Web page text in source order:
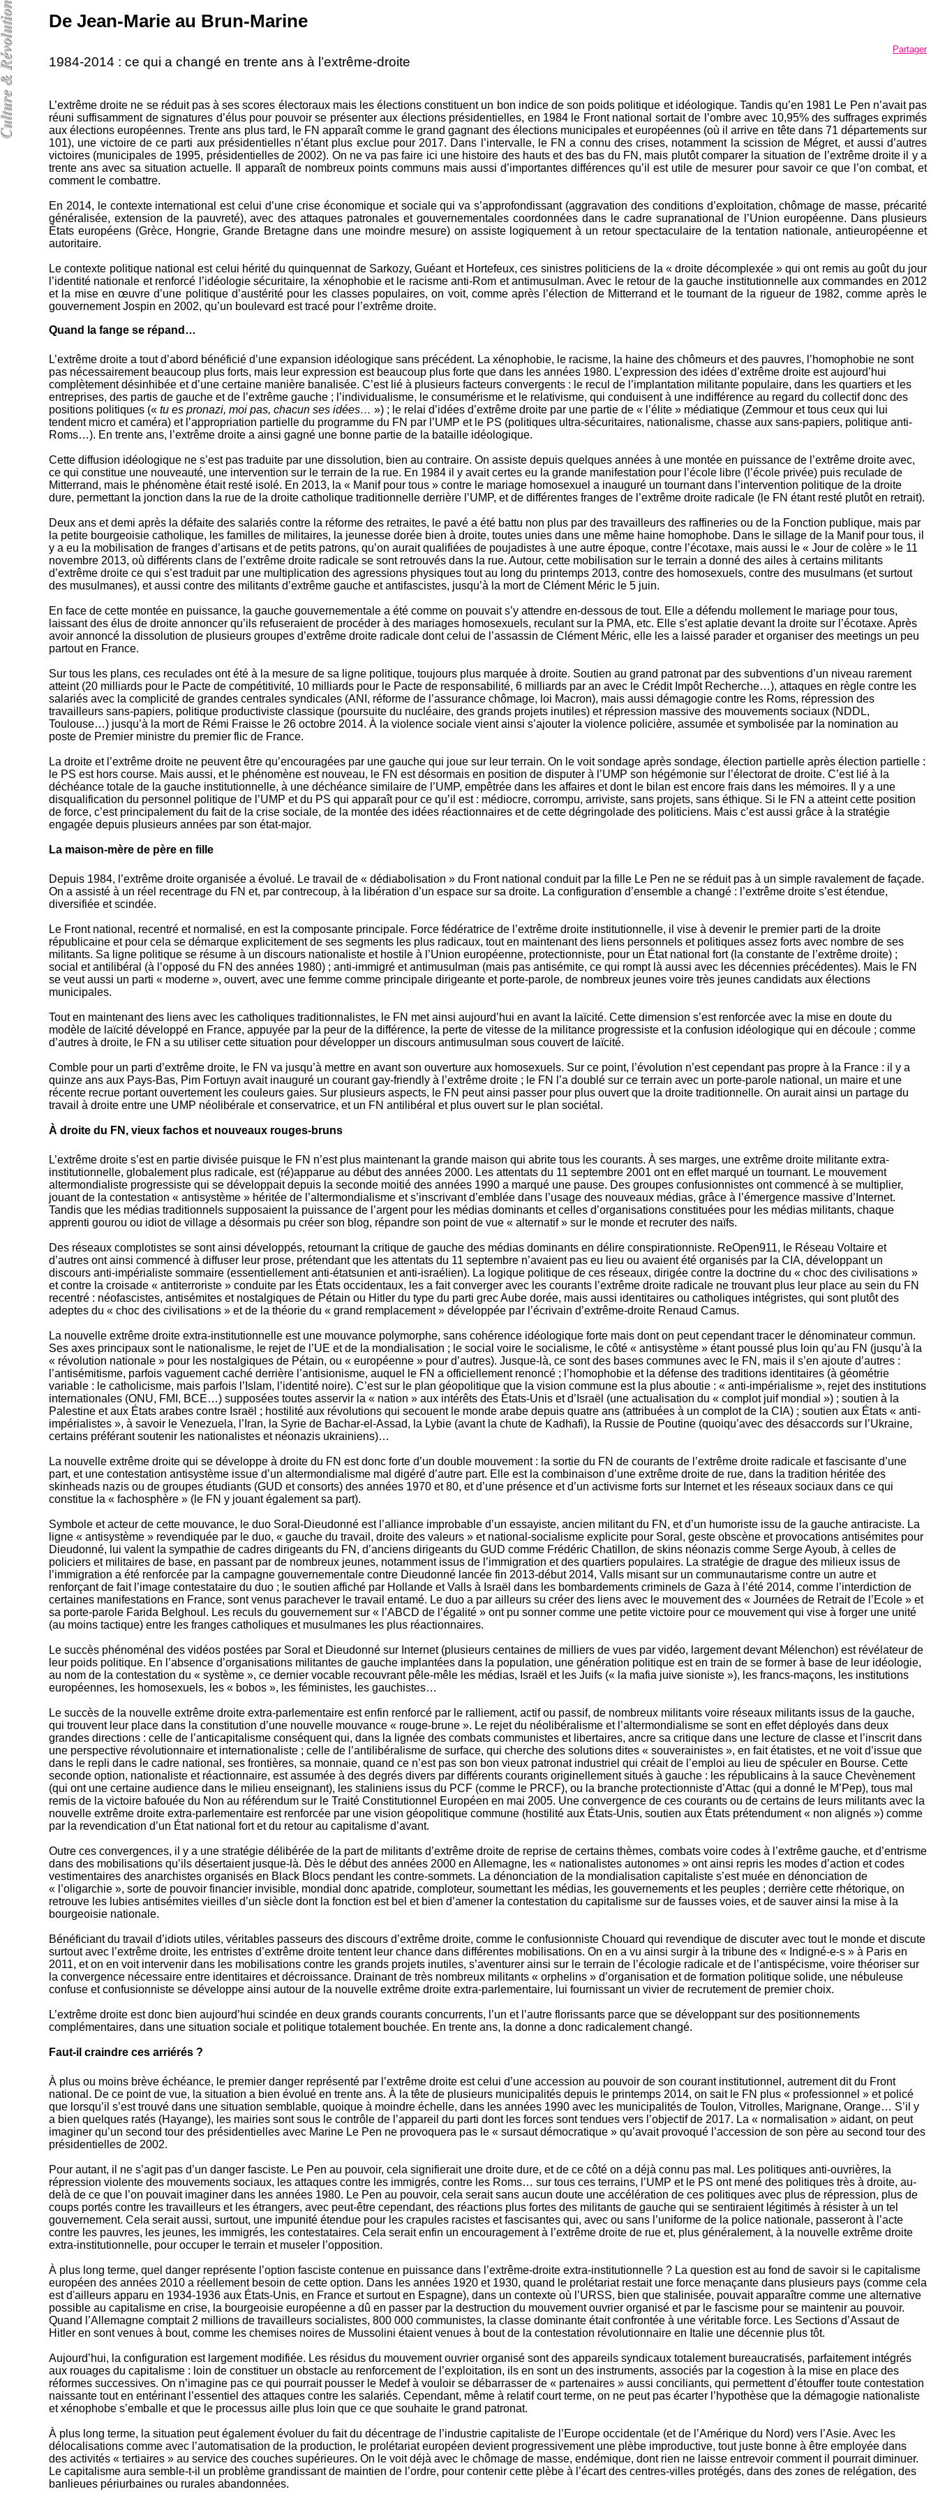
De Jean-Marie au Brun-Marine
Partager
1984-2014 : ce qui a changé en trente ans à l’extrême-droite
L’extrême droite ne se réduit pas à ses scores électoraux mais les élections constituent un bon indice de son poids politique et idéologique. Tandis qu’en 1981 Le Pen n’avait pas
réuni suffisamment de signatures d’élus pour pouvoir se présenter aux élections présidentielles, en 1984 le Front national sortait de l’ombre avec 10,95% des suffrages exprimés
aux élections européennes. Trente ans plus tard, le FN apparaît comme le grand gagnant des élections municipales et européennes (où il arrive en tête dans 71 départements sur
101), une victoire de ce parti aux présidentielles n’étant plus exclue pour 2017. Dans l’intervalle, le FN a connu des crises, notamment la scission de Mégret, et aussi d’autres
victoires (municipales de 1995, présidentielles de 2002). On ne va pas faire ici une histoire des hauts et des bas du FN, mais plutôt comparer la situation de l’extrême droite il y a
trente ans avec sa situation actuelle. Il apparaît de nombreux points communs mais aussi d’importantes différences qu’il est utile de mesurer pour savoir ce que l’on combat, et
comment le combattre.
En 2014, le contexte international est celui d’une crise économique et sociale qui va s’approfondissant (aggravation des conditions d’exploitation, chômage de masse, précarité
généralisée, extension de la pauvreté), avec des attaques patronales et gouvernementales coordonnées dans le cadre supranational de l’Union européenne. Dans plusieurs
États européens (Grèce, Hongrie, Grande Bretagne dans une moindre mesure) on assiste logiquement à un retour spectaculaire de la tentation nationale, antieuropéenne et
autoritaire.
Le contexte politique national est celui hérité du quinquennat de Sarkozy, Guéant et Hortefeux, ces sinistres politiciens de la « droite décomplexée » qui ont remis au goût du jour
l’identité nationale et renforcé l’idéologie sécuritaire, la xénophobie et le racisme anti-Rom et antimusulman. Avec le retour de la gauche institutionnelle aux commandes en 2012
et la mise en œuvre d’une politique d’austérité pour les classes populaires, on voit, comme après l’élection de Mitterrand et le tournant de la rigueur de 1982, comme après le
gouvernement Jospin en 2002, qu’un boulevard est tracé pour l’extrême droite.
Quand la fange se répand…
L’extrême droite a tout d’abord bénéficié d’une expansion idéologique sans précédent. La xénophobie, le racisme, la haine des chômeurs et des pauvres, l’homophobie ne sont
pas nécessairement beaucoup plus forts, mais leur expression est beaucoup plus forte que dans les années 1980. L’expression des idées d’extrême droite est aujourd’hui
complètement désinhibée et d’une certaine manière banalisée. C’est lié à plusieurs facteurs convergents : le recul de l’implantation militante populaire, dans les quartiers et les
entreprises, des partis de gauche et de l’extrême gauche ; l’individualisme, le consumérisme et le relativisme, qui conduisent à une indifférence au regard du collectif donc des
positions politiques (« tu es pronazi, moi pas, chacun ses idées… ») ; le relai d’idées d’extrême droite par une partie de « l’élite » médiatique (Zemmour et tous ceux qui lui
tendent micro et caméra) et l’appropriation partielle du programme du FN par l’UMP et le PS (politiques ultra-sécuritaires, nationalisme, chasse aux sans-papiers, politique anti-
Roms…). En trente ans, l’extrême droite a ainsi gagné une bonne partie de la bataille idéologique.
Cette diffusion idéologique ne s’est pas traduite par une dissolution, bien au contraire. On assiste depuis quelques années à une montée en puissance de l’extrême droite avec,
ce qui constitue une nouveauté, une intervention sur le terrain de la rue. En 1984 il y avait certes eu la grande manifestation pour l’école libre (l’école privée) puis reculade de
Mitterrand, mais le phénomène était resté isolé. En 2013, la « Manif pour tous » contre le mariage homosexuel a inauguré un tournant dans l’intervention politique de la droite
dure, permettant la jonction dans la rue de la droite catholique traditionnelle derrière l’UMP, et de différentes franges de l’extrême droite radicale (le FN étant resté plutôt en retrait).
Deux ans et demi après la défaite des salariés contre la réforme des retraites, le pavé a été battu non plus par des travailleurs des raffineries ou de la Fonction publique, mais par
la petite bourgeoisie catholique, les familles de militaires, la jeunesse dorée bien à droite, toutes unies dans une même haine homophobe. Dans le sillage de la Manif pour tous, il
y a eu la mobilisation de franges d’artisans et de petits patrons, qu’on aurait qualifiées de poujadistes à une autre époque, contre l’écotaxe, mais aussi le « Jour de colère » le 11
novembre 2013, où différents clans de l’extrême droite radicale se sont retrouvés dans la rue. Autour, cette mobilisation sur le terrain a donné des ailes à certains militants
d’extrême droite ce qui s’est traduit par une multiplication des agressions physiques tout au long du printemps 2013, contre des homosexuels, contre des musulmans (et surtout
des musulmanes), et aussi contre des militants d’extrême gauche et antifascistes, jusqu’à la mort de Clément Méric le 5 juin.
En face de cette montée en puissance, la gauche gouvernementale a été comme on pouvait s’y attendre en-dessous de tout. Elle a défendu mollement le mariage pour tous,
laissant des élus de droite annoncer qu’ils refuseraient de procéder à des mariages homosexuels, reculant sur la PMA, etc. Elle s’est aplatie devant la droite sur l’écotaxe. Après
avoir annoncé la dissolution de plusieurs groupes d’extrême droite radicale dont celui de l’assassin de Clément Méric, elle les a laissé parader et organiser des meetings un peu
partout en France.
Sur tous les plans, ces reculades ont été à la mesure de sa ligne politique, toujours plus marquée à droite. Soutien au grand patronat par des subventions d’un niveau rarement
atteint (20 milliards pour le Pacte de compétitivité, 10 milliards pour le Pacte de responsabilité, 6 milliards par an avec le Crédit Impôt Recherche…), attaques en règle contre les
salariés avec la complicité de grandes centrales syndicales (ANI, réforme de l’assurance chômage, loi Macron), mais aussi démagogie contre les Roms, répression des
travailleurs sans-papiers, politique productiviste classique (poursuite du nucléaire, des grands projets inutiles) et répression massive des mouvements sociaux (NDDL,
Toulouse…) jusqu’à la mort de Rémi Fraisse le 26 octobre 2014. À la violence sociale vient ainsi s’ajouter la violence policière, assumée et symbolisée par la nomination au
poste de Premier ministre du premier flic de France.
La droite et l’extrême droite ne peuvent être qu’encouragées par une gauche qui joue sur leur terrain. On le voit sondage après sondage, élection partielle après élection partielle :
le PS est hors course. Mais aussi, et le phénomène est nouveau, le FN est désormais en position de disputer à l’UMP son hégémonie sur l’électorat de droite. C’est lié à la
déchéance totale de la gauche institutionnelle, à une déchéance similaire de l’UMP, empêtrée dans les affaires et dont le bilan est encore frais dans les mémoires. Il y a une
disqualification du personnel politique de l’UMP et du PS qui apparaît pour ce qu’il est : médiocre, corrompu, arriviste, sans projets, sans éthique. Si le FN a atteint cette position
de force, c’est principalement du fait de la crise sociale, de la montée des idées réactionnaires et de cette dégringolade des politiciens. Mais c’est aussi grâce à la stratégie
engagée depuis plusieurs années par son état-major.
La maison-mère de père en fille
Depuis 1984, l’extrême droite organisée a évolué. Le travail de « dédiabolisation » du Front national conduit par la fille Le Pen ne se réduit pas à un simple ravalement de façade.
On a assisté à un réel recentrage du FN et, par contrecoup, à la libération d’un espace sur sa droite. La configuration d’ensemble a changé : l’extrême droite s’est étendue,
diversifiée et scindée.
Le Front national, recentré et normalisé, en est la composante principale. Force fédératrice de l’extrême droite institutionnelle, il vise à devenir le premier parti de la droite
républicaine et pour cela se démarque explicitement de ses segments les plus radicaux, tout en maintenant des liens personnels et politiques assez forts avec nombre de ses
militants. Sa ligne politique se résume à un discours nationaliste et hostile à l’Union européenne, protectionniste, pour un État national fort (la constante de l’extrême droite) ;
social et antilibéral (à l’opposé du FN des années 1980) ; anti-immigré et antimusulman (mais pas antisémite, ce qui rompt là aussi avec les décennies précédentes). Mais le FN
se veut aussi un parti « moderne », ouvert, avec une femme comme principale dirigeante et porte-parole, de nombreux jeunes voire très jeunes candidats aux élections
municipales.
Tout en maintenant des liens avec les catholiques traditionnalistes, le FN met ainsi aujourd’hui en avant la laïcité. Cette dimension s’est renforcée avec la mise en doute du
modèle de laïcité développé en France, appuyée par la peur de la différence, la perte de vitesse de la militance progressiste et la confusion idéologique qui en découle ; comme
d’autres à droite, le FN a su utiliser cette situation pour développer un discours antimusulman sous couvert de laïcité.
Comble pour un parti d’extrême droite, le FN va jusqu’à mettre en avant son ouverture aux homosexuels. Sur ce point, l’évolution n’est cependant pas propre à la France : il y a
quinze ans aux Pays-Bas, Pim Fortuyn avait inauguré un courant gay-friendly à l’extrême droite ; le FN l’a doublé sur ce terrain avec un porte-parole national, un maire et une
récente recrue portant ouvertement les couleurs gaies. Sur plusieurs aspects, le FN peut ainsi passer pour plus ouvert que la droite traditionnelle. On aurait ainsi un partage du
travail à droite entre une UMP néolibérale et conservatrice, et un FN antilibéral et plus ouvert sur le plan sociétal.
À droite du FN, vieux fachos et nouveaux rouges-bruns
L’extrême droite s’est en partie divisée puisque le FN n’est plus maintenant la grande maison qui abrite tous les courants. À ses marges, une extrême droite militante extra-
institutionnelle, globalement plus radicale, est (ré)apparue au début des années 2000. Les attentats du 11 septembre 2001 ont en effet marqué un tournant. Le mouvement
altermondialiste progressiste qui se développait depuis la seconde moitié des années 1990 a marqué une pause. Des groupes confusionnistes ont commencé à se multiplier,
jouant de la contestation « antisystème » héritée de l’altermondialisme et s’inscrivant d’emblée dans l’usage des nouveaux médias, grâce à l’émergence massive d’Internet.
Tandis que les médias traditionnels supposaient la puissance de l’argent pour les médias dominants et celles d’organisations constituées pour les médias militants, chaque
apprenti gourou ou idiot de village a désormais pu créer son blog, répandre son point de vue « alternatif » sur le monde et recruter des naïfs.
Des réseaux complotistes se sont ainsi développés, retournant la critique de gauche des médias dominants en délire conspirationniste. ReOpen911, le Réseau Voltaire et
d’autres ont ainsi commencé à diffuser leur prose, prétendant que les attentats du 11 septembre n’avaient pas eu lieu ou avaient été organisés par la CIA, développant un
discours anti-impérialiste sommaire (essentiellement anti-étatsunien et anti-israélien). La logique politique de ces réseaux, dirigée contre la doctrine du « choc des civilisations »
et contre la croisade « antiterroriste » conduite par les États occidentaux, les a fait converger avec les courants l’extrême droite radicale ne trouvant plus leur place au sein du FN
recentré : néofascistes, antisémites et nostalgiques de Pétain ou Hitler du type du parti grec Aube dorée, mais aussi identitaires ou catholiques intégristes, qui sont plutôt des
adeptes du « choc des civilisations » et de la théorie du « grand remplacement » développée par l’écrivain d’extrême-droite Renaud Camus.
La nouvelle extrême droite extra-institutionnelle est une mouvance polymorphe, sans cohérence idéologique forte mais dont on peut cependant tracer le dénominateur commun.
Ses axes principaux sont le nationalisme, le rejet de l’UE et de la mondialisation ; le social voire le socialisme, le côté « antisystème » étant poussé plus loin qu’au FN (jusqu’à la
« révolution nationale » pour les nostalgiques de Pétain, ou « européenne » pour d’autres). Jusque-là, ce sont des bases communes avec le FN, mais il s’en ajoute d’autres :
l’antisémitisme, parfois vaguement caché derrière l’antisionisme, auquel le FN a officiellement renoncé ; l’homophobie et la défense des traditions identitaires (à géométrie
variable : le catholicisme, mais parfois l’Islam, l’identité noire). C’est sur le plan géopolitique que la vision commune est la plus aboutie : « anti-impérialisme », rejet des institutions
internationales (ONU, FMI, BCE…) supposées toutes asservir la « nation » aux intérêts des États-Unis et d’Israël (une actualisation du « complot juif mondial ») ; soutien à la
Palestine et aux États arabes contre Israël ; hostilité aux révolutions qui secouent le monde arabe depuis quatre ans (attribuées à un complot de la CIA) ; soutien aux États « anti-
impérialistes », à savoir le Venezuela, l’Iran, la Syrie de Bachar-el-Assad, la Lybie (avant la chute de Kadhafi), la Russie de Poutine (quoiqu’avec des désaccords sur l’Ukraine,
certains préférant soutenir les nationalistes et néonazis ukrainiens)…
La nouvelle extrême droite qui se développe à droite du FN est donc forte d’un double mouvement : la sortie du FN de courants de l’extrême droite radicale et fascisante d’une
part, et une contestation antisystème issue d’un altermondialisme mal digéré d’autre part. Elle est la combinaison d’une extrême droite de rue, dans la tradition héritée des
skinheads nazis ou de groupes étudiants (GUD et consorts) des années 1970 et 80, et d’une présence et d’un activisme forts sur Internet et les réseaux sociaux dans ce qui
constitue la « fachosphère » (le FN y jouant également sa part).
Symbole et acteur de cette mouvance, le duo Soral-Dieudonné est l’alliance improbable d’un essayiste, ancien militant du FN, et d’un humoriste issu de la gauche antiraciste. La
ligne « antisystème » revendiquée par le duo, « gauche du travail, droite des valeurs » et national-socialisme explicite pour Soral, geste obscène et provocations antisémites pour
Dieudonné, lui valent la sympathie de cadres dirigeants du FN, d’anciens dirigeants du GUD comme Frédéric Chatillon, de skins néonazis comme Serge Ayoub, à celles de
policiers et militaires de base, en passant par de nombreux jeunes, notamment issus de l’immigration et des quartiers populaires. La stratégie de drague des milieux issus de
l’immigration a été renforcée par la campagne gouvernementale contre Dieudonné lancée fin 2013-début 2014, Valls misant sur un communautarisme contre un autre et
renforçant de fait l’image contestataire du duo ; le soutien affiché par Hollande et Valls à Israël dans les bombardements criminels de Gaza à l’été 2014, comme l’interdiction de
certaines manifestations en France, sont venus parachever le travail entamé. Le duo a par ailleurs su créer des liens avec le mouvement des « Journées de Retrait de l’Ecole » et
sa porte-parole Farida Belghoul. Les reculs du gouvernement sur « l’ABCD de l’égalité » ont pu sonner comme une petite victoire pour ce mouvement qui vise à forger une unité
(au moins tactique) entre les franges catholiques et musulmanes les plus réactionnaires.
Le succès phénoménal des vidéos postées par Soral et Dieudonné sur Internet (plusieurs centaines de milliers de vues par vidéo, largement devant Mélenchon) est révélateur de
leur poids politique. En l’absence d’organisations militantes de gauche implantées dans la population, une génération politique est en train de se former à base de leur idéologie,
au nom de la contestation du « système », ce dernier vocable recouvrant pêle-mêle les médias, Israël et les Juifs (« la mafia juive sioniste »), les francs-maçons, les institutions
européennes, les homosexuels, les « bobos », les féministes, les gauchistes…
Le succès de la nouvelle extrême droite extra-parlementaire est enfin renforcé par le ralliement, actif ou passif, de nombreux militants voire réseaux militants issus de la gauche,
qui trouvent leur place dans la constitution d’une nouvelle mouvance « rouge-brune ». Le rejet du néolibéralisme et l’altermondialisme se sont en effet déployés dans deux
grandes directions : celle de l’anticapitalisme conséquent qui, dans la lignée des combats communistes et libertaires, ancre sa critique dans une lecture de classe et l’inscrit dans
une perspective révolutionnaire et internationaliste ; celle de l’antilibéralisme de surface, qui cherche des solutions dites « souverainistes », en fait étatistes, et ne voit d’issue que
dans le repli dans le cadre national, ses frontières, sa monnaie, quand ce n’est pas son bon vieux patronat industriel qui créait de l’emploi au lieu de spéculer en Bourse. Cette
seconde option, nationaliste et réactionnaire, est assumée à des degrés divers par différents courants originellement situés à gauche : les républicains à la sauce Chevènement
(qui ont une certaine audience dans le milieu enseignant), les staliniens issus du PCF (comme le PRCF), ou la branche protectionniste d’Attac (qui a donné le M’Pep), tous mal
remis de la victoire bafouée du Non au référendum sur le Traité Constitutionnel Européen en mai 2005. Une convergence de ces courants ou de certains de leurs militants avec la
nouvelle extrême droite extra-parlementaire est renforcée par une vision géopolitique commune (hostilité aux États-Unis, soutien aux États prétendument « non alignés ») comme
par la revendication d’un État national fort et du retour au capitalisme d’avant.
Outre ces convergences, il y a une stratégie délibérée de la part de militants d’extrême droite de reprise de certains thèmes, combats voire codes à l’extrême gauche, et d’entrisme
dans des mobilisations qu’ils désertaient jusque-là. Dès le début des années 2000 en Allemagne, les « nationalistes autonomes » ont ainsi repris les modes d’action et codes
vestimentaires des anarchistes organisés en Black Blocs pendant les contre-sommets. La dénonciation de la mondialisation capitaliste s’est muée en dénonciation de
« l’oligarchie », sorte de pouvoir financier invisible, mondial donc apatride, comploteur, soumettant les médias, les gouvernements et les peuples ; derrière cette rhétorique, on
retrouve les lubies antisémites vieilles d’un siècle dont la fonction est bel et bien d’amener la contestation du capitalisme sur de fausses voies, et de sauver ainsi la mise à la
bourgeoisie nationale.
Bénéficiant du travail d’idiots utiles, véritables passeurs des discours d’extrême droite, comme le confusionniste Chouard qui revendique de discuter avec tout le monde et discute
surtout avec l’extrême droite, les entristes d’extrême droite tentent leur chance dans différentes mobilisations. On en a vu ainsi surgir à la tribune des « Indigné-e-s » à Paris en
2011, et on en voit intervenir dans les mobilisations contre les grands projets inutiles, s’aventurer ainsi sur le terrain de l’écologie radicale et de l’antispécisme, voire théoriser sur
la convergence nécessaire entre identitaires et décroissance. Drainant de très nombreux militants « orphelins » d’organisation et de formation politique solide, une nébuleuse
confuse et confusionniste se développe ainsi autour de la nouvelle extrême droite extra-parlementaire, lui fournissant un vivier de recrutement de premier choix.
L’extrême droite est donc bien aujourd’hui scindée en deux grands courants concurrents, l’un et l’autre florissants parce que se développant sur des positionnements
complémentaires, dans une situation sociale et politique totalement bouchée. En trente ans, la donne a donc radicalement changé.
Faut-il craindre ces arriérés ?
À plus ou moins brève échéance, le premier danger représenté par l’extrême droite est celui d’une accession au pouvoir de son courant institutionnel, autrement dit du Front
national. De ce point de vue, la situation a bien évolué en trente ans. À la tête de plusieurs municipalités depuis le printemps 2014, on sait le FN plus « professionnel » et policé
que lorsqu’il s’est trouvé dans une situation semblable, quoique à moindre échelle, dans les années 1990 avec les municipalités de Toulon, Vitrolles, Marignane, Orange… S’il y
a bien quelques ratés (Hayange), les mairies sont sous le contrôle de l’appareil du parti dont les forces sont tendues vers l’objectif de 2017. La « normalisation » aidant, on peut
imaginer qu’un second tour des présidentielles avec Marine Le Pen ne provoquera pas le « sursaut démocratique » qu’avait provoqué l’accession de son père au second tour des
présidentielles de 2002.
Pour autant, il ne s’agit pas d’un danger fasciste. Le Pen au pouvoir, cela signifierait une droite dure, et de ce côté on a déjà connu pas mal. Les politiques anti-ouvrières, la
répression violente des mouvements sociaux, les attaques contre les immigrés, contre les Roms… sur tous ces terrains, l’UMP et le PS ont mené des politiques très à droite, au-
delà de ce que l’on pouvait imaginer dans les années 1980. Le Pen au pouvoir, cela serait sans aucun doute une accélération de ces politiques avec plus de répression, plus de
coups portés contre les travailleurs et les étrangers, avec peut-être cependant, des réactions plus fortes des militants de gauche qui se sentiraient légitimés à résister à un tel
gouvernement. Cela serait aussi, surtout, une impunité étendue pour les crapules racistes et fascisantes qui, avec ou sans l’uniforme de la police nationale, passeront à l’acte
contre les pauvres, les jeunes, les immigrés, les contestataires. Cela serait enfin un encouragement à l’extrême droite de rue et, plus généralement, à la nouvelle extrême droite
extra-institutionnelle, pour occuper le terrain et museler l’opposition.
À plus long terme, quel danger représente l’option fasciste contenue en puissance dans l’extrême-droite extra-institutionnelle ? La question est au fond de savoir si le capitalisme
européen des années 2010 a réellement besoin de cette option. Dans les années 1920 et 1930, quand le prolétariat restait une force menaçante dans plusieurs pays (comme cela
est d'ailleurs apparu en 1934-1936 aux États-Unis, en France et surtout en Espagne), dans un contexte où l’URSS, bien que stalinisée, pouvait apparaître comme une alternative
possible au capitalisme en crise, la bourgeoisie européenne a dû en passer par la destruction du mouvement ouvrier organisé et par le fascisme pour se maintenir au pouvoir.
Quand l’Allemagne comptait 2 millions de travailleurs socialistes, 800 000 communistes, la classe dominante était confrontée à une véritable force. Les Sections d’Assaut de
Hitler en sont venues à bout, comme les chemises noires de Mussolini étaient venues à bout de la contestation révolutionnaire en Italie une décennie plus tôt.
Aujourd’hui, la configuration est largement modifiée. Les résidus du mouvement ouvrier organisé sont des appareils syndicaux totalement bureaucratisés, parfaitement intégrés
aux rouages du capitalisme : loin de constituer un obstacle au renforcement de l’exploitation, ils en sont un des instruments, associés par la cogestion à la mise en place des
réformes successives. On n’imagine pas ce qui pourrait pousser le Medef à vouloir se débarrasser de « partenaires » aussi conciliants, qui permettent d’étouffer toute contestation
naissante tout en entérinant l’essentiel des attaques contre les salariés. Cependant, même à relatif court terme, on ne peut pas écarter l’hypothèse que la démagogie nationaliste
et xénophobe s’emballe et que le processus aille plus loin que ce que souhaite le grand patronat.
À plus long terme, la situation peut également évoluer du fait du décentrage de l’industrie capitaliste de l’Europe occidentale (et de l’Amérique du Nord) vers l’Asie. Avec les
délocalisations comme avec l’automatisation de la production, le prolétariat européen devient progressivement une plèbe improductive, tout juste bonne à être employée dans
des activités « tertiaires » au service des couches supérieures. On le voit déjà avec le chômage de masse, endémique, dont rien ne laisse entrevoir comment il pourrait diminuer.
Le capitalisme aura semble-t-il un problème grandissant de maintien de l’ordre, pour contenir cette plèbe à l’écart des centres-villes protégés, dans des zones de relégation, des
banlieues périurbaines ou rurales abandonnées.